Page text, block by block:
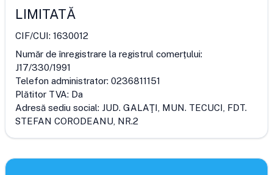
LIMITATĂ
CIF/CUI: 1630012
Număr de înregistrare la registrul comerțului:
J17/330/1991
Telefon administrator: 0236811151
Plătitor TVA: Da
Adresă sediu social: JUD. GALAŢI, MUN. TECUCI, FDT.
STEFAN CORODEANU, NR.2